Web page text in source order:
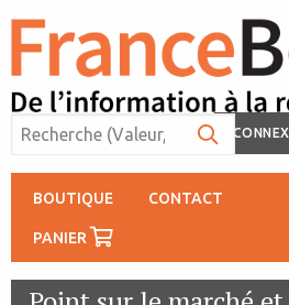
BOUTIQUE CONTACT
PANIER